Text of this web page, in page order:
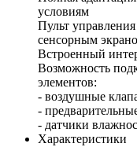
условиям
Пульт
сенсорным
Встроенный
Возможность
элементов:
- воздушные
-
- датчики
Характеристики